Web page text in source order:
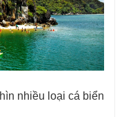
nhiều loại cá biển